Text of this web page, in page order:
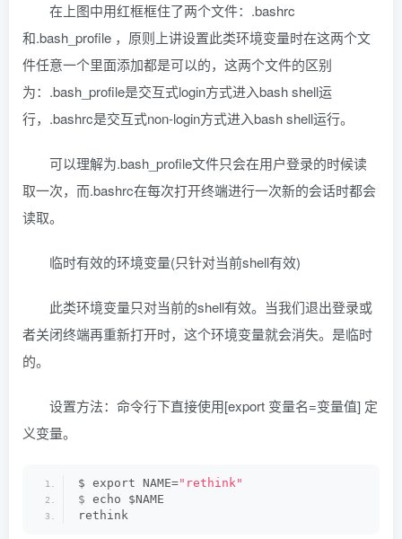
在上图中用红框框住了两个文件：.bashrc
和.bash_profile ，原则上讲设置此类环境变量时在这两个文
件任意一个里面添加都是可以的，这两个文件的区别
为：.bash_profile是交互式login方式进入bash shell运
行，.bashrc是交互式non-login方式进入bash shell运行。
可以理解为.bash_profile文件只会在用户登录的时候读
取一次，而.bashrc在每次打开终端进行一次新的会话时都会
读取。
临时有效的环境变量(只针对当前shell有效)
此类环境变量只对当前的shell有效。当我们退出登录或
者关闭终端再重新打开时，这个环境变量就会消失。是临时
的。
设置方法：命令行下直接使用[export 变量名=变量值] 定
义变量。
$ export NAME="rethink"
$ echo $NAME
rethink